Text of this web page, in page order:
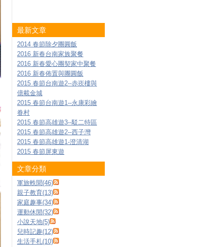
最新文章
2014 春節除夕團圓飯
2016 新春台南家族聚餐
2016 新春愛心團契家中聚餐
2016 新春佈置與團圓飯
2015 春節台南遊2--赤崁樓與
億載金城
2015 春節台南遊1--永康彩繪
眷村
2015 春節高雄遊3--駁二特區
2015 春節高雄遊2--西子灣
2015 春節高雄遊1-澄清湖
2015 春節屏東遊
文章分類
軍旅軼聞(46)
親子教育(13)
家庭趣事(34)
運動休閒(32)
小說天地(5)
兒時記趣(12)
生活手札(10)